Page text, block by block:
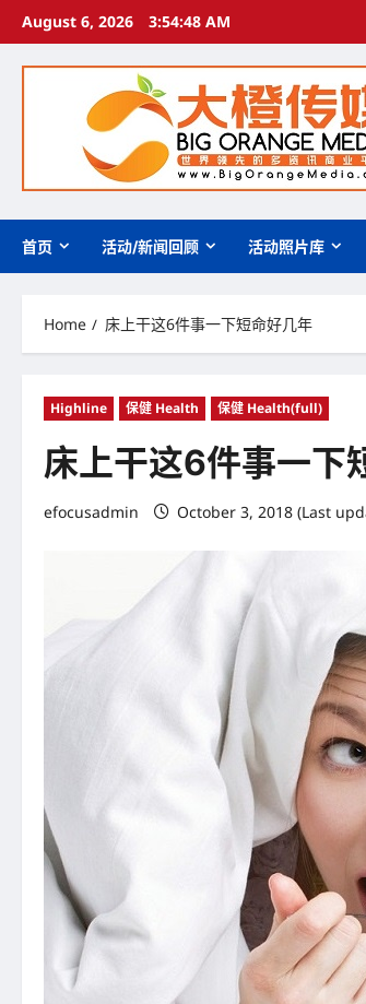
Skip
content
August 6, 2026 3:54:49 AM
首页 活动/新闻回顾 活动照片库
Home 床上干这6件事一下短命好几年
Highline 保健 Health 保健 Health(full)
床上干这6件事一下
efocusadmin October 3, 2018 (Last